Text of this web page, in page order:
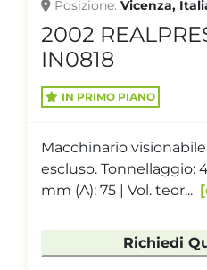
Posizione Vicenza,
2002
IN0818
IN PRIMO PIANO
Macchinario
escluso. Tonnellaggio:
mm (A): 75 | Vol. teor...
Richiedi